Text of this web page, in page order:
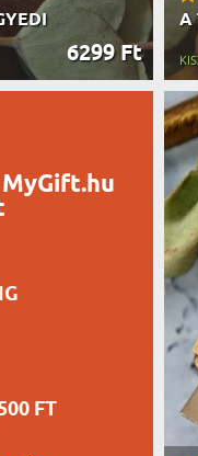
6299 Ft
FT
A